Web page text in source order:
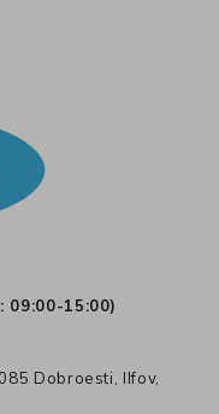
09:00-15:00)
Dobroesti, Ilfov,